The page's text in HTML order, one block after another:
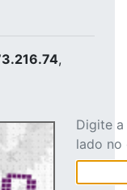
,
Digite
lado no